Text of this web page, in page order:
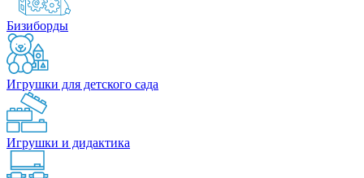
Бизиборды
Игрушки для детского сада
Игрушки и дидактика